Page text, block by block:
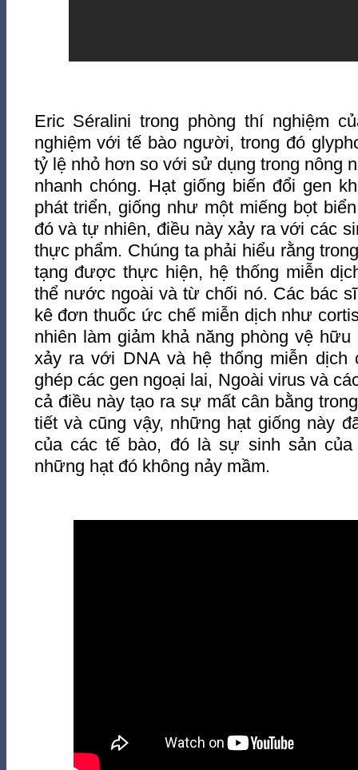
Eric Séralini trong phòng thí nghiệm
nghiệm với tế bào người, trong đó
tỷ lệ nhỏ hơn so với sử dụng trong nông
nhanh chóng. Hạt giống biến đổi gen
phát triển, giống như một miếng bọt
đó và tự nhiên, điều này xảy ra với các
thực phẩm. Chúng ta phải hiểu rằng
tạng được thực hiện, hệ thống miễn
thể nước ngoài và từ chối nó. Các bác
kê đơn thuốc ức chế miễn dịch như
nhiên làm giảm khả năng phòng vệ
xảy ra với DNA và hệ thống miễn dịch
ghép các gen ngoại lai, Ngoài virus và
cả điều này tạo ra sự mất cân bằng
tiết và cũng vậy, những hạt giống này
của các tế bào, đó là sự sinh sản của
những hạt đó không nảy mầm.